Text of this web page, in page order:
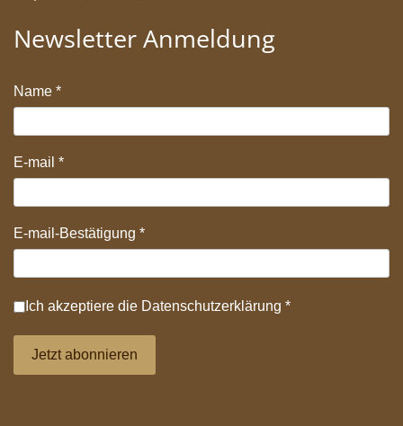
Newsletter Anmeldung
Name *
E-mail *
E-mail-Bestätigung *
Datenschutz*
Ich akzeptiere die Datenschutzerklärung *
Jetzt abonnieren